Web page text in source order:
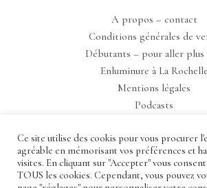
A propos – contact
Conditions générales de
Débutants – pour aller
Enluminure à La Rochelle
Mentions légales
Podcasts
Ce site utilise des cookis pour vous procurer
agréable en mémorisant vos préférences et
visites. En cliquant sur "Accepter" vous
TOUS les cookies. Cependant, vous pouvez